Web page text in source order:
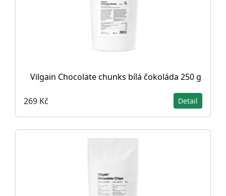
Vilgain Chocolate chunks bílá čokoláda 250 g
269 Kč Detail